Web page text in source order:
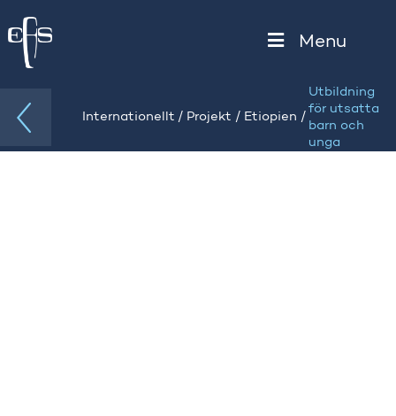
Menu
Internationellt / Projekt / Etiopien /
Utbildning
för utsatta
barn och
unga